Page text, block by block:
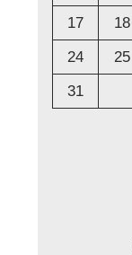
17
18
24
25
31